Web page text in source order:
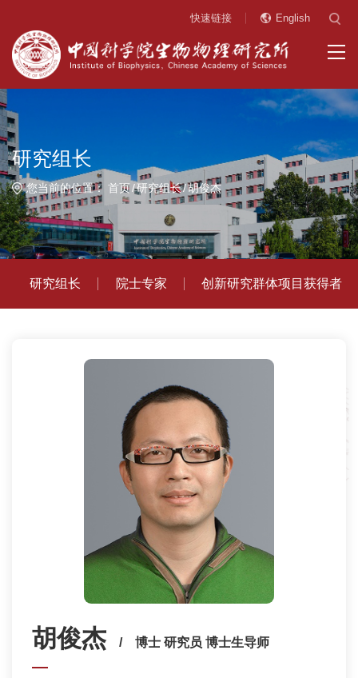
快速链接 English
研究组长
您当前的位置：首页 研究组长 胡俊杰
研究组长 院士专家 创新研究群体项目获得者
胡俊杰 / 博士 研究员 博士生导师